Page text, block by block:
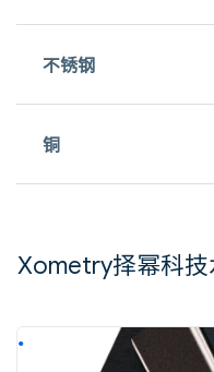
不锈钢
铜
Xometry择幂科